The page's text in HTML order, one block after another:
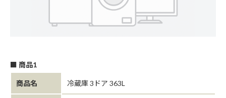
■ 商品1
商品名 冷蔵庫 3ドア 363L